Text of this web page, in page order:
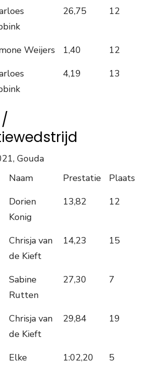
26,75 12
Weijers 1,40
12
4,19 13
Gouda
Naam Prestatie
Plaats
Dorien
Konig
13,82 12
Chrisja van
de Kieft
14,23 15
Sabine
Rutten
27,30 7
Chrisja van
de Kieft
29,84 19
Elke
1:02,20 5